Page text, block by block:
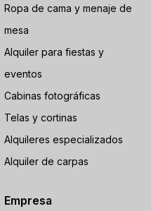
Ropa de cama y menaje de
mesa
Alquiler para fiestas y
eventos
Cabinas fotográficas
Telas y cortinas
Alquileres especializados
Alquiler de carpas
Empresa